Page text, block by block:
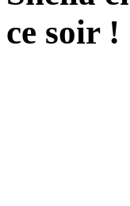
ce soir !